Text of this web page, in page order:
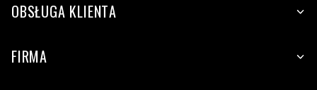
OBSŁUGA KLIENTA
FIRMA